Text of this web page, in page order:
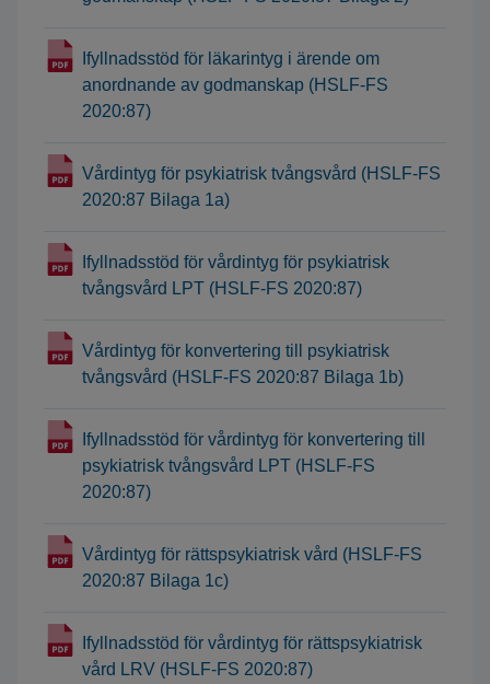
Ifyllnadsstöd för läkarintyg i ärende om
anordnande av godmanskap (HSLF-FS
2020:87)
Vårdintyg för psykiatrisk tvångsvård (HSLF-FS
2020:87 Bilaga 1a)
Ifyllnadsstöd för vårdintyg för psykiatrisk
tvångsvård LPT (HSLF-FS 2020:87)
Vårdintyg för konvertering till psykiatrisk
tvångsvård (HSLF-FS 2020:87 Bilaga 1b)
Ifyllnadsstöd för vårdintyg för konvertering till
psykiatrisk tvångsvård LPT (HSLF-FS
2020:87)
Vårdintyg för rättspsykiatrisk vård (HSLF-FS
2020:87 Bilaga 1c)
Ifyllnadsstöd för vårdintyg för rättspsykiatrisk
vård LRV (HSLF-FS 2020:87)